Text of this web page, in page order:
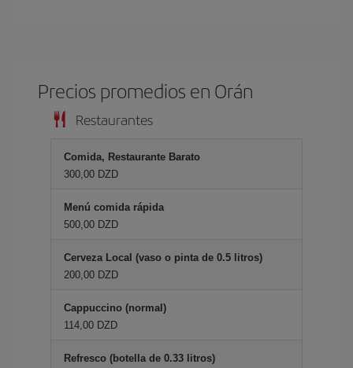
Precios promedios en Orán
Restaurantes
Comida, Restaurante Barato
300,00 DZD
Menú comida rápida
500,00 DZD
Cerveza Local (vaso o pinta de 0.5 litros)
200,00 DZD
Cappuccino (normal)
114,00 DZD
Refresco (botella de 0.33 litros)